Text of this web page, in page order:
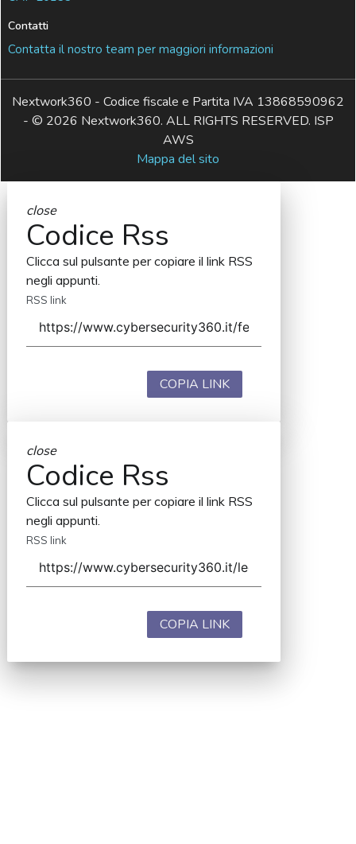
Contatti
Contatta il nostro team per maggiori informazioni
Nextwork360 - Codice fiscale e Partita IVA 13868590962
- © 2026 Nextwork360. ALL RIGHTS RESERVED. ISP
AWS
Mappa del sito
close
Codice Rss
Clicca sul pulsante per copiare il link RSS
negli appunti.
RSS link
COPIA LINK
close
Codice Rss
Clicca sul pulsante per copiare il link RSS
negli appunti.
RSS link
COPIA LINK